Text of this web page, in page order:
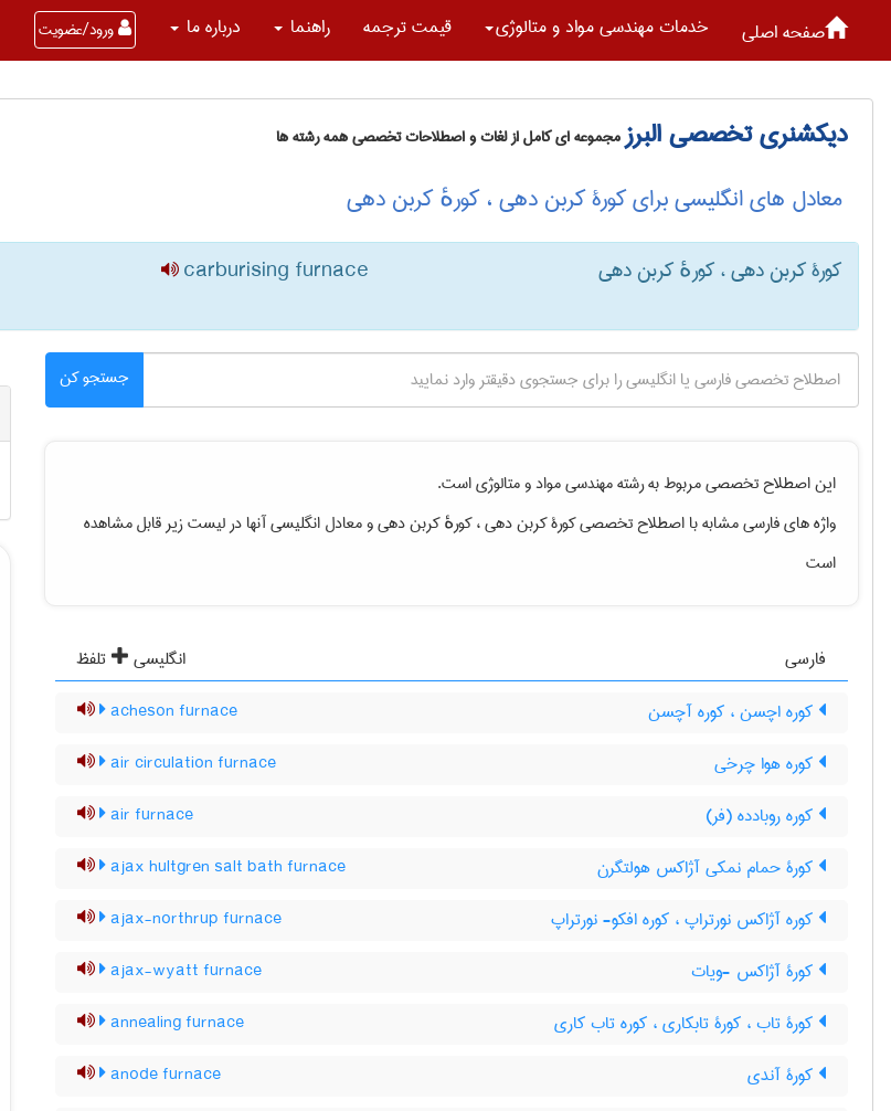
صفحه اصلی خدمات مهندسی مواد و متالوژی قیمت ترجمه راهنما درباره ما ورود/عضویت
دیکشنری تخصصی البرزمجموعه ای کامل از لغات و اصطلاحات تخصصی همه رشته ها
معادل های انگلیسی برای کورۀ کربن دهی ، کورهٔ کربن دهی
کورۀ کربن دهی ، کورهٔ کربن دهی carburising furnace
جستجو کن
این اصطلاح تخصصی مربوط به رشتهمهندسی مواد و متالوژیاست.
واژه های فارسی مشابه با اصطلاح تخصصیکورۀ کربن دهی ، کورهٔ کربن دهیو معادل انگلیسی آنها در لیست زیر قابل مشاهده
است
فارسی انگلیسی
تلفظ
کوره اچسن ، کوره آچسن
acheson furnace
کوره هوا چرخی air circulation furnace
کوره روبادده (فر) air furnace
کورۀ حمام نمکی آژاکس هولتگرن ajax hultgren salt bath furnace
کوره آژاکس نورتراپ ، کوره افکو- نورتراپ ajax-northrup furnace
کورۀ آژاکس -ویات ajax-wyatt furnace
کورۀ تاب ، کورۀ تابکاری ، کوره تاب کاری annealing furnace
کورۀ آندی anode furnace